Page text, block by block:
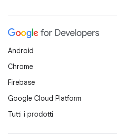
Android
Chrome
Firebase
Google Cloud Platform
Tutti i prodotti